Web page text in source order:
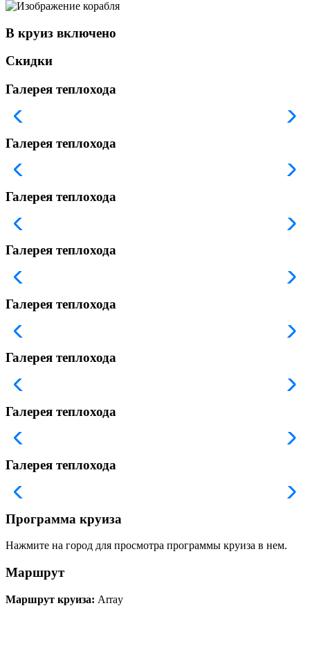
В круиз включено
Скидки
Галерея теплохода
Галерея теплохода
Галерея теплохода
Галерея теплохода
Галерея теплохода
Галерея теплохода
Галерея теплохода
Галерея теплохода
Программа круиза
Нажмите на город для просмотра программы круиза в нем.
Маршрут
Маршрут круиза: Array